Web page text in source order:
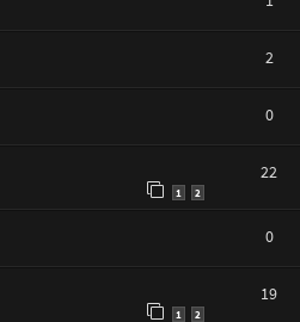
2
0
1 2
22
0
1 2
19